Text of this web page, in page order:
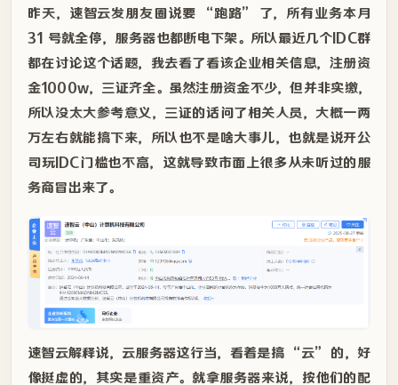
昨天，速智云发朋友圈说要 “跑路” 了，所有业务本月
31 号就全停，服务器也都断电下架。所以最近几个IDC群
都在讨论这个话题，我去看了看该企业相关信息，注册资
金1000w，三证齐全。虽然注册资金不少，但并非实缴，
所以没太大参考意义，三证的话问了相关人员，大概一两
万左右就能搞下来，所以也不是啥大事儿，也就是说开公
司玩IDC门槛也不高，这就导致市面上很多从未听过的服
务商冒出来了。
速智云解释说，云服务器这行当，看着是搞 “云” 的，好
像挺虚的，其实是重资产。就拿服务器来说，按他们的配